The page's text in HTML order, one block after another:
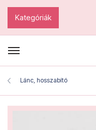
Kategóriák
Lánc, hosszabító